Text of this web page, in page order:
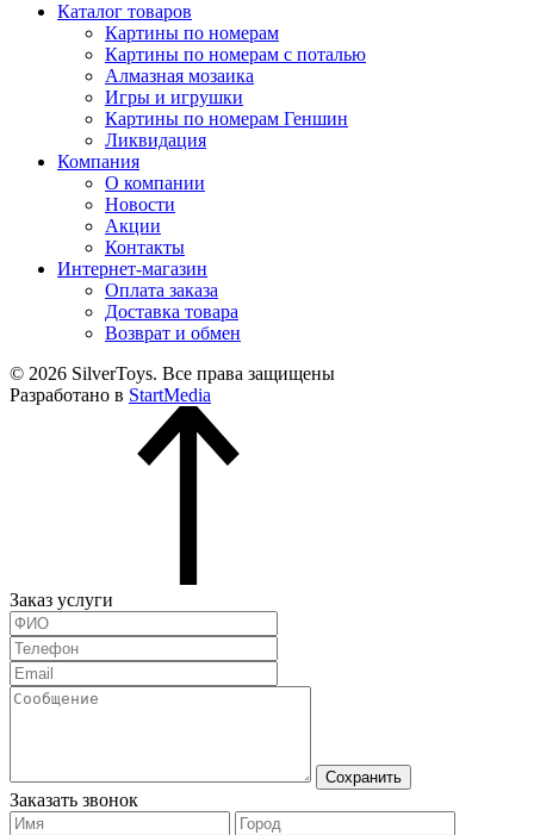
Каталог товаров
Картины по номерам
Картины по номерам с поталью
Алмазная мозаика
Игры и игрушки
Картины по номерам Геншин
Ликвидация
Компания
О компании
Новости
Акции
Контакты
Интернет-магазин
Оплата заказа
Доставка товара
Возврат и обмен
© 2026 SilverToys. Все права защищены
Разработано в StartMedia
Заказ услуги
Сохранить
Заказать звонок